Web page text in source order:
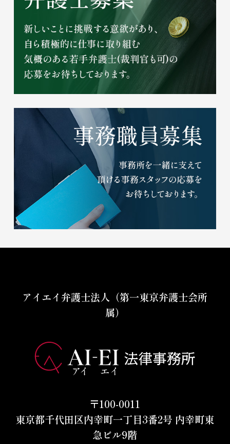
アイエイ弁護士法人（第一東京弁護士会所
属）
〒100-0011
東京都千代田区内幸町一丁目3番2号 内幸町東
急ビル9階